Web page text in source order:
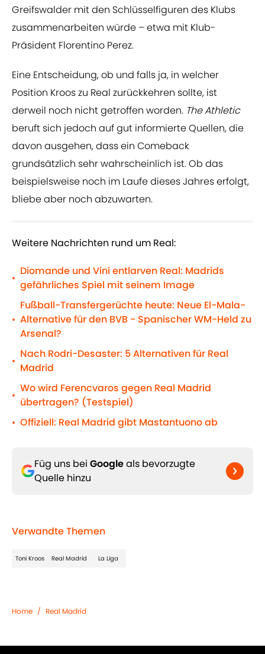
Greifswalder mit den Schlüsselfiguren des Klubs
zusammenarbeiten würde – etwa mit Klub-
Präsident Florentino Perez.
Eine Entscheidung, ob und falls ja, in welcher
Position Kroos zu Real zurückkehren sollte, ist
derweil noch nicht getroffen worden. The Athletic
beruft sich jedoch auf gut informierte Quellen, die
davon ausgehen, dass ein Comeback
grundsätzlich sehr wahrscheinlich ist. Ob das
beispielsweise noch im Laufe dieses Jahres erfolgt,
bliebe aber noch abzuwarten.
Weitere Nachrichten rund um Real:
•
Diomande und Vini entlarven Real: Madrids
gefährliches Spiel mit seinem Image
•
Fußball-Transfergerüchte heute: Neue El-Mala-
Alternative für den BVB - Spanischer WM-Held zu
Arsenal?
•
Nach Rodri-Desaster: 5 Alternativen für Real
Madrid
•
Wo wird Ferencvaros gegen Real Madrid
übertragen? (Testspiel)
• Offiziell: Real Madrid gibt Mastantuono ab
Füg uns bei Googleals bevorzugte
Quelle hinzu
Verwandte Themen
Toni Kroos Real Madrid La Liga
Home / Real Madrid